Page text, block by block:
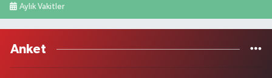
Aylık Vakitler
Anket